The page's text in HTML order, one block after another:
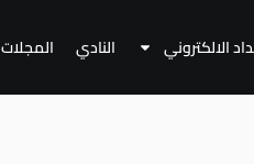
الالكتروني النادي المجلات